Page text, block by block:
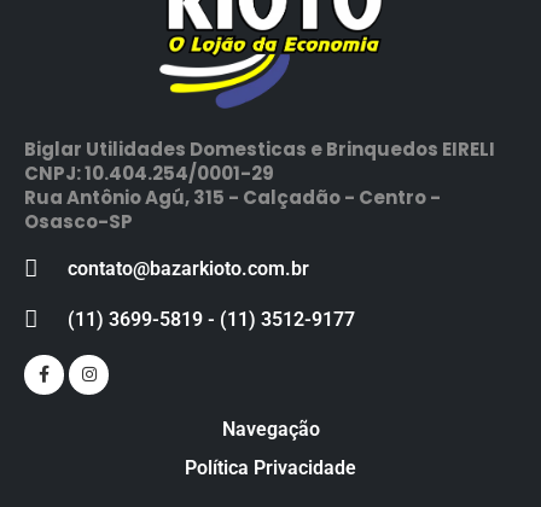
Biglar Utilidades Domesticas e Brinquedos EIRELI
CNPJ: 10.404.254/0001-29
Rua Antônio Agú, 315 - Calçadão - Centro -
Osasco-SP
contato@bazarkioto.com.br
(11) 3699-5819 - (11) 3512-9177
Navegação
Política Privacidade